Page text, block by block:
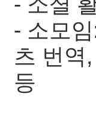
- 소모
츠 번역
등